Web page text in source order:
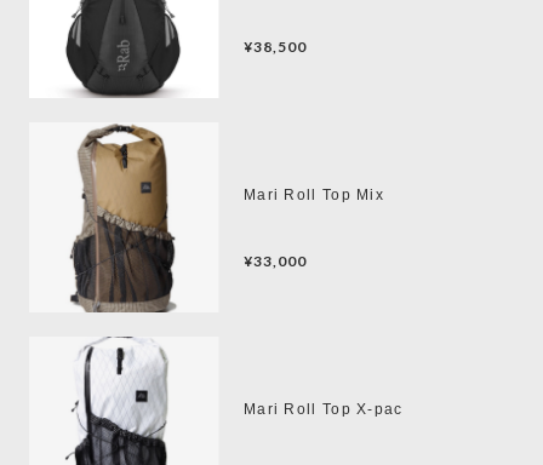
¥38,500
Mari Roll Top Mix
¥33,000
Mari Roll Top X-pac